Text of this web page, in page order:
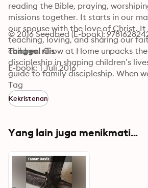
reading the Bible, praying,
missions together. It starts in our
our spouse with the love of Christ.
teaching, loving, and sharing our
children. Grow at Home unpacks
discipleship in shaping children’s
guide to family discipleship. When
back into the home, it will spread
neighborhoods and into the
© 2016 Seedbed (E-book):
Tanggal rilis
E-book: 1 Juli 2016
Tag
Kekristenan
Yang lain juga menikmati...